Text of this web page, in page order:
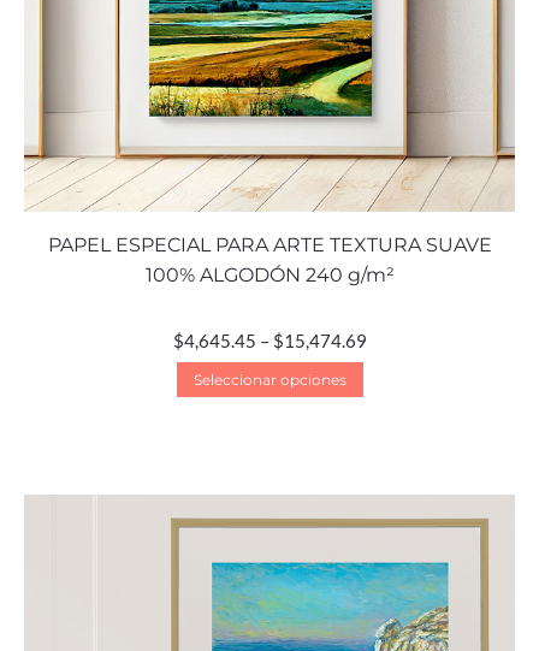
PAPEL ESPECIAL PARA ARTE TEXTURA SUAVE
100% ALGODÓN 240 g/m²
$4,645.45 – $15,474.69
Seleccionar opciones